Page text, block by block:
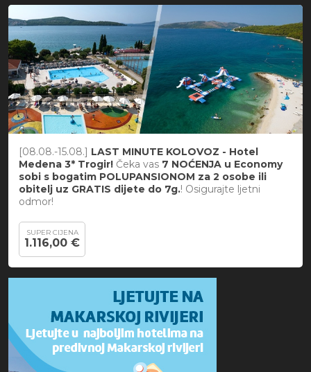
[08.08.-15.08.] LAST MINUTE KOLOVOZ - Hotel
Medena 3* Trogir! Čeka vas 7 NOĆENJA u Economy
sobi s bogatim POLUPANSIONOM za 2 osobe ili
obitelj uz GRATIS dijete do 7g.! Osigurajte ljetni
odmor!
SUPER CIJENA
1.116,00 €